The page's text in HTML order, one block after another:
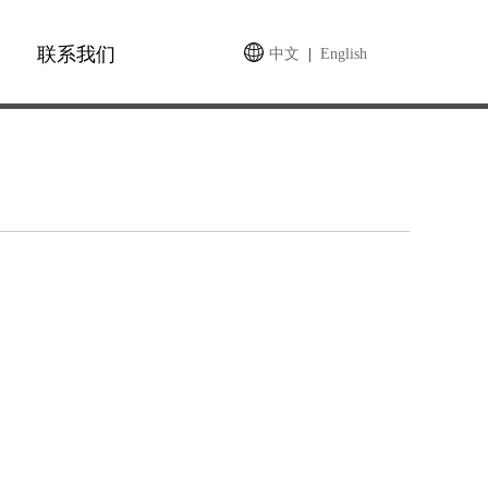
联系我们 中文 English